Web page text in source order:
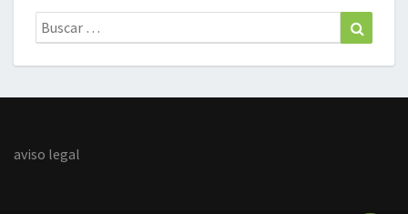
Buscar:
aviso legal